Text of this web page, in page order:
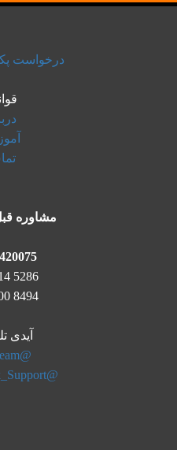
درخواست
مشاوره
5286 214 0912
8494 700 0921
آیدی
@Parsdream
@Hyperstock_Support